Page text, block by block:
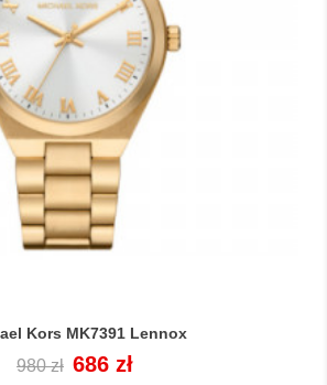
Kors MK7391 Lennox
Cena
980 zł Cena
686 zł